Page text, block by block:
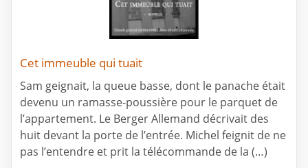
Cet immeuble qui tuait
Sam geignait, la queue basse, dont le panache était
devenu un ramasse-poussière pour le parquet de
l’appartement. Le Berger Allemand décrivait des
huit devant la porte de l’entrée. Michel feignit de ne
pas l’entendre et prit la télécommande de la (…)